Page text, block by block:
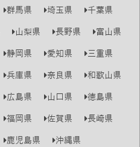
群馬県 埼玉県
千葉県
山梨県 長野県
富山県
静岡県 愛知県
三重県
兵庫県 奈良県
和歌山県
広島県 山口県
徳島県
福岡県 佐賀県
長崎県
鹿児島県 沖縄県